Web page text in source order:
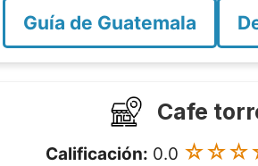
Guía de Guatemala
Cafe
Calificación: 0.0